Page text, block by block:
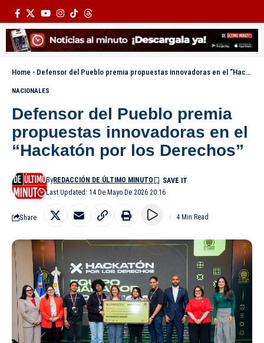
Home - Defensor del Pueblo premia propuestas innovadoras en el “Hackatón por los Derechos”
NACIONALES
Defensor del Pueblo premia
propuestas innovadoras en el
“Hackatón por los Derechos”
Last Updated: 14 De Mayo De 2026 20:16
ByREDACCIÓN DE ÚLTIMO MINUTO
Share 4 Min Read